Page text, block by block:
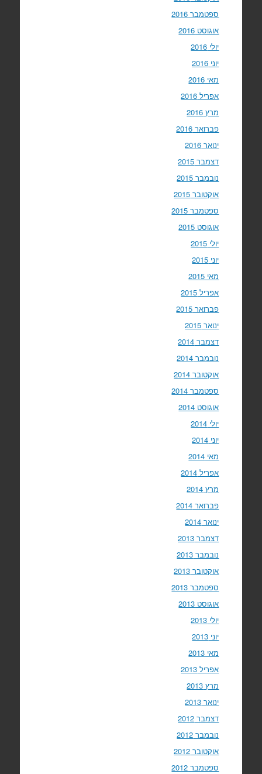
ספטמבר 2016
אוגוסט 2016
יולי 2016
יוני 2016
מאי 2016
אפריל 2016
מרץ 2016
פברואר 2016
ינואר 2016
דצמבר 2015
נובמבר 2015
אוקטובר 2015
ספטמבר 2015
אוגוסט 2015
יולי 2015
יוני 2015
מאי 2015
אפריל 2015
פברואר 2015
ינואר 2015
דצמבר 2014
נובמבר 2014
אוקטובר 2014
ספטמבר 2014
אוגוסט 2014
יולי 2014
יוני 2014
מאי 2014
אפריל 2014
מרץ 2014
פברואר 2014
ינואר 2014
דצמבר 2013
נובמבר 2013
אוקטובר 2013
ספטמבר 2013
אוגוסט 2013
יולי 2013
יוני 2013
מאי 2013
אפריל 2013
מרץ 2013
ינואר 2013
דצמבר 2012
נובמבר 2012
אוקטובר 2012
ספטמבר 2012